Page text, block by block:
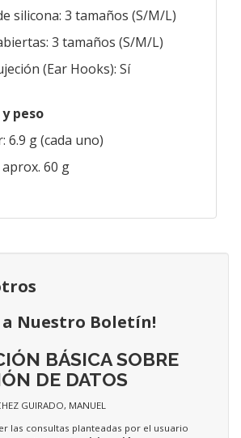
silicona: 3 tamaños (S/M/L)
3 tamaños (S/M/L)
(Ear Hooks): Sí
peso
6.9 g (cada uno)
60 g
a Nuestro Boletín!
BÁSICA SOBRE
DE DATOS
GUIRADO, MANUEL
las consultas planteadas por el usuario